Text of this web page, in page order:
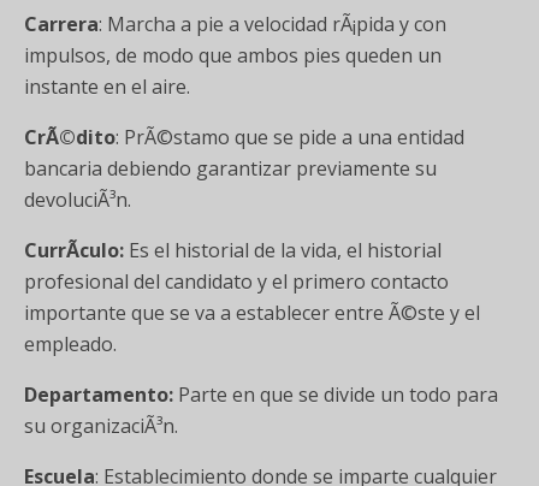
Carrera: Marcha a pie a velocidad rÃ¡pida y con
impulsos, de modo que ambos pies queden un
instante en el aire.
CrÃ©dito: PrÃ©stamo que se pide a una entidad
bancaria debiendo garantizar previamente su
devoluciÃ³n.
CurrÃ­culo: Es el historial de la vida, el historial
profesional del candidato y el primero contacto
importante que se va a establecer entre Ã©ste y el
empleado.
Departamento: Parte en que se divide un todo para
su organizaciÃ³n.
Escuela: Establecimiento donde se imparte cualquier